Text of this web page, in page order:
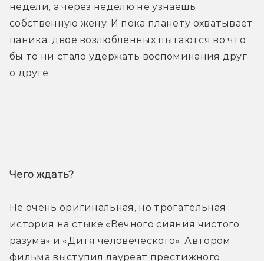
недели, а через неделю не узнаёшь
собственную жену. И пока планету охватывает
паника, двое возлюбленных пытаются во что
бы то ни стало удержать воспоминания друг
о друге.
Чего ждать?
Не очень оригинальная, но трогательная
история на стыке «Вечного сияния чистого
разума» и «Дитя человеческого». Автором
фильма выступил лауреат престижного